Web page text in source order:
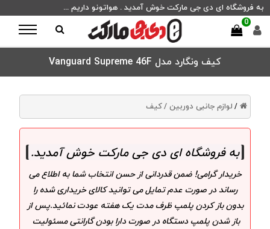
به فروشگاه ای دی جی مارکت خوش آمدید . هواتونو داریم ...
0
کیف ونگارد مدل Vanguard Supreme 46F
/ لوازم جانبی دوربین /کیف
به فروشگاه ای دی جی مارکت خوش آمدید.
خریدار گرامی! ضمن قدردانی از حسن انتخاب شما به اطلاع می
رساند در صورت عدم تمایل می توانید کالای خریداری شده را
بدون باز کردن پلمپ ظرف مدت یک هفته عودت نمائید.پس از
باز شدن پلمپ دستگاه در صورت دارا بودن گارانتی مسئولیت